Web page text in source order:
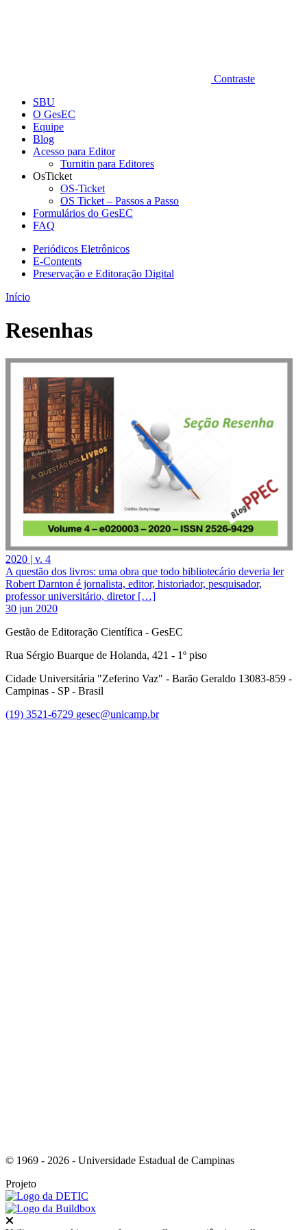
Contraste
SBU
O GesEC
Equipe
Blog
Acesso para Editor
Turnitin para Editores
OsTicket
OS-Ticket
OS Ticket – Passos a Passo
Formulários do GesEC
FAQ
Periódicos Eletrônicos
E-Contents
Preservação e Editoração Digital
Início
Resenhas
2020 | v. 4
A questão dos livros: uma obra que todo bibliotecário deveria ler
Robert Darnton é jornalista, editor, historiador, pesquisador,
professor universitário, diretor […]
30 jun 2020
Gestão de Editoração Científica - GesEC
Rua Sérgio Buarque de Holanda, 421 - 1º piso
Cidade Universitária "Zeferino Vaz" - Barão Geraldo 13083-859 -
Campinas - SP - Brasil
(19) 3521-6729 gesec@unicamp.br
© 1969 - 2026 - Universidade Estadual de Campinas
Projeto